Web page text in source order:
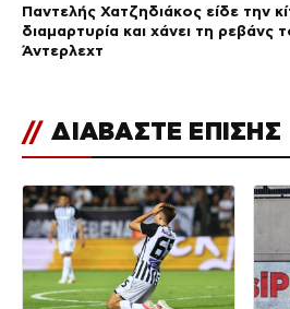
Παντελής Χατζηδιάκος είδε την
διαμαρτυρία και χάνει τη
Άντερλεχτ
// ΔΙΑΒΑΣΤΕ ΕΠΙΣΗΣ